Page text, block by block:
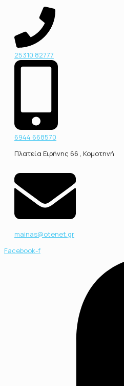
25310 82777
6944 668570
Πλατεία Ειρήνης 66 , Κομοτηνή
mainas@otenet.gr
Facebook-f